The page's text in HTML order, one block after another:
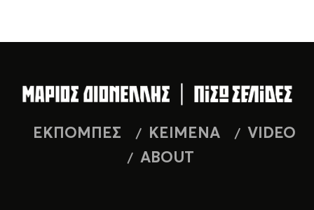
ΕΚΠΟΜΠΕΣ ΚΕΙΜΕΝΑ
VIDEO
ABOUT